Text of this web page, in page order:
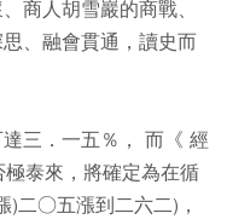
商人胡雪巖的商戰、
、融會貫通，讀史而
三．一五％， 而《 經
泰來，將確定為在循
)二○五漲到二六二)，